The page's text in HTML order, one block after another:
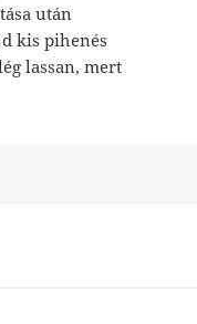
után
kis pihenés
lassan, mert